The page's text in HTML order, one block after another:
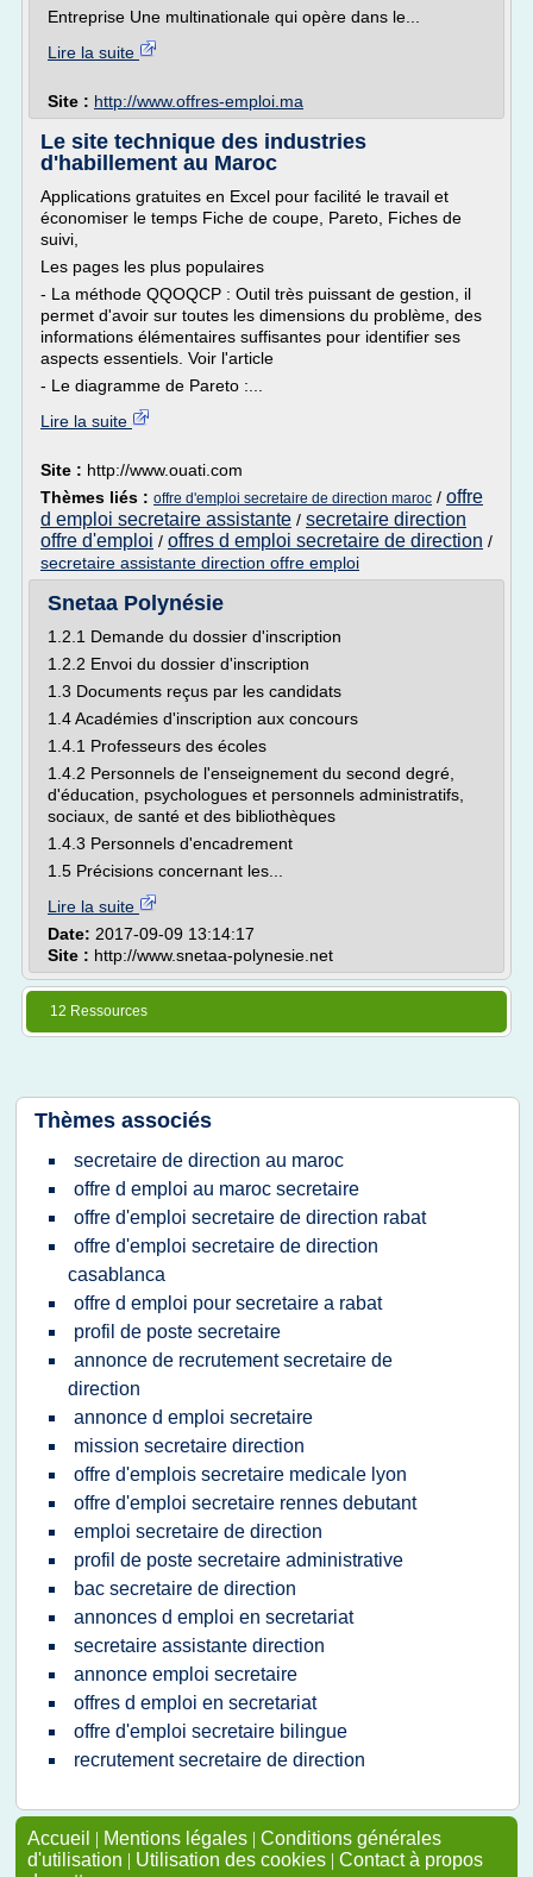
Entreprise Une multinationale qui opère dans le...
Lire la suite
Site : http://www.offres-emploi.ma
Le site technique des industries
d'habillement au Maroc
Applications gratuites en Excel pour facilité le travail et
économiser le temps Fiche de coupe, Pareto, Fiches de
suivi,
Les pages les plus populaires
- La méthode QQOQCP : Outil très puissant de gestion, il
permet d'avoir sur toutes les dimensions du problème, des
informations élémentaires suffisantes pour identifier ses
aspects essentiels. Voir l'article
- Le diagramme de Pareto :...
Lire la suite
Site : http://www.ouati.com
Thèmes liés : offre d'emploi secretaire de direction maroc / offre
d emploi secretaire assistante / secretaire direction
offre d'emploi / offres d emploi secretaire de direction /
secretaire assistante direction offre emploi
Snetaa Polynésie
1.2.1 Demande du dossier d'inscription
1.2.2 Envoi du dossier d'inscription
1.3 Documents reçus par les candidats
1.4 Académies d'inscription aux concours
1.4.1 Professeurs des écoles
1.4.2 Personnels de l'enseignement du second degré,
d'éducation, psychologues et personnels administratifs,
sociaux, de santé et des bibliothèques
1.4.3 Personnels d'encadrement
1.5 Précisions concernant les...
Lire la suite
Date: 2017-09-09 13:14:17
Site : http://www.snetaa-polynesie.net
12 Ressources
Thèmes associés
secretaire de direction au maroc
offre d emploi au maroc secretaire
offre d'emploi secretaire de direction rabat
offre d'emploi secretaire de direction
casablanca
offre d emploi pour secretaire a rabat
profil de poste secretaire
annonce de recrutement secretaire de
direction
annonce d emploi secretaire
mission secretaire direction
offre d'emplois secretaire medicale lyon
offre d'emploi secretaire rennes debutant
emploi secretaire de direction
profil de poste secretaire administrative
bac secretaire de direction
annonces d emploi en secretariat
secretaire assistante direction
annonce emploi secretaire
offres d emploi en secretariat
offre d'emploi secretaire bilingue
recrutement secretaire de direction
Accueil | Mentions légales | Conditions générales
d'utilisation | Utilisation des cookies | Contact à propos